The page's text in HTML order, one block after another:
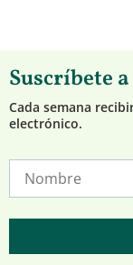
Suscríbete
Cada semana
electrónico.